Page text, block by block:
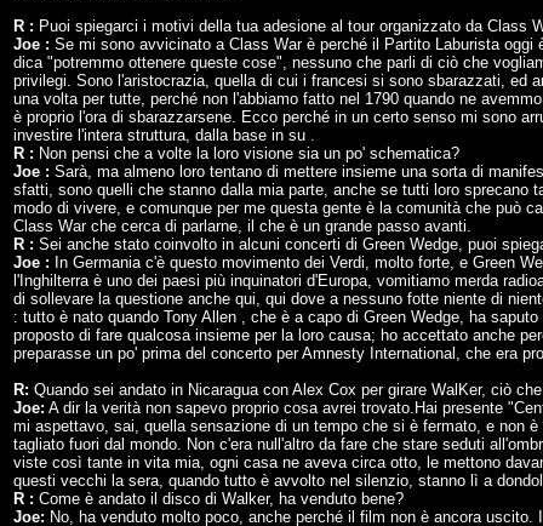
R : Puoi spiegarci i motivi della tua adesione al tour organizzato da Class
Joe : Se mi sono avvicinato a Class War è perché il Partito Laburista
dica "potremmo ottenere queste cose", nessuno che parli di ciò che
privilegi. Sono l'aristocrazia, quella di cui i francesi si sono sbarazzati, ed
una volta per tutte, perché non l'abbiamo fatto nel 1790 quando ne
è proprio l'ora di sbarazzarsene. Ecco perché in un certo senso mi sono
investire l'intera struttura, dalla base in su .
R : Non pensi che a volte la loro visione sia un po' schematica?
Joe : Sarà, ma almeno loro tentano di mettere insieme una sorta di
sfatti, sono quelli che stanno dalla mia parte, anche se tutti loro sprecano
modo di vivere, e comunque per me questa gente è la comunità che può
Class War che cerca di parlarne, il che è un grande passo avanti.
R : Sei anche stato coinvolto in alcuni concerti di Green Wedge, puoi
Joe : In Germania c'è questo movimento dei Verdi, molto forte, e Green
l'Inghilterra è uno dei paesi più inquinatori d'Europa, vomitiamo merda
di sollevare la questione anche qui, qui dove a nessuno fotte niente di
: tutto è nato quando Tony Allen , che è a capo di Green Wedge, ha
proposto di fare qualcosa insieme per la loro causa; ho accettato anche
preparasse un po' prima del concerto per Amnesty International, che era
R: Quando sei andato in Nicaragua con Alex Cox per girare WalKer, ciò
Joe: A dir la verità non sapevo proprio cosa avrei trovato.Hai presente
mi aspettavo, sai, quella sensazione di un tempo che si è fermato, e non
tagliato fuori dal mondo. Non c'era null'altro da fare che stare seduti
viste così tante in vita mia, ogni casa ne aveva circa otto, le mettono
questi vecchi la sera, quando tutto è avvolto nel silenzio, stanno lì a
R : Come è andato il disco di Walker, ha venduto bene?
Joe: No, ha venduto molto poco, anche perché il film non è ancora